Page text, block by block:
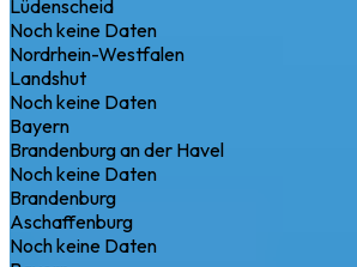
Lüdenscheid
Noch keine Daten
Nordrhein-Westfalen
Landshut
Noch keine Daten
Bayern
Brandenburg an der Havel
Noch keine Daten
Brandenburg
Aschaffenburg
Noch keine Daten